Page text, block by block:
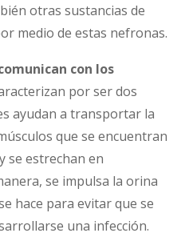
otras sustancias de
medio de estas nefronas.
con los
por ser dos
ayudan a transportar la
que se encuentran
se estrechan en
se impulsa la orina
hace para evitar que se
una infección.